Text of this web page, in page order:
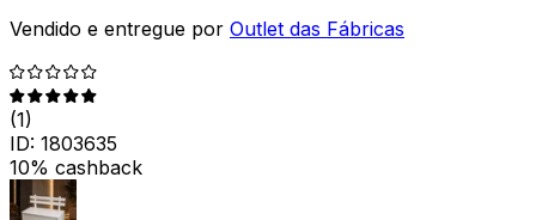
Vendido e entregue por Outlet das Fábricas
(1)
ID: 1803635
10% cashback